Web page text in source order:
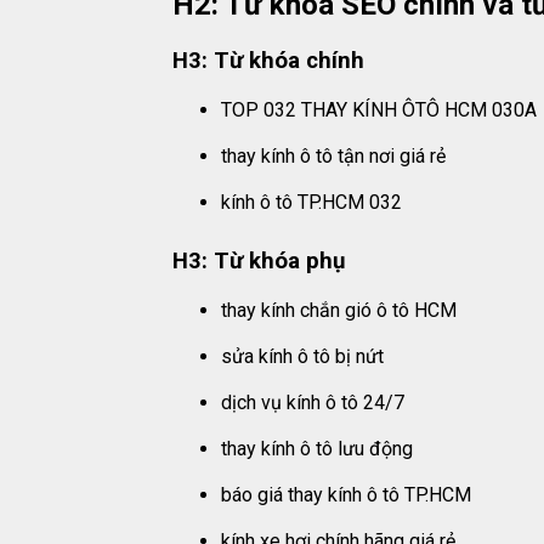
H3: Từ khóa chính
TOP 032 THAY KÍNH ÔTÔ HCM 030A
thay kính ô tô tận nơi giá rẻ
kính ô tô TP.HCM 032
H3: Từ khóa phụ
thay kính chắn gió ô tô HCM
sửa kính ô tô bị nứt
dịch vụ kính ô tô 24/7
thay kính ô tô lưu động
báo giá thay kính ô tô TP.HCM